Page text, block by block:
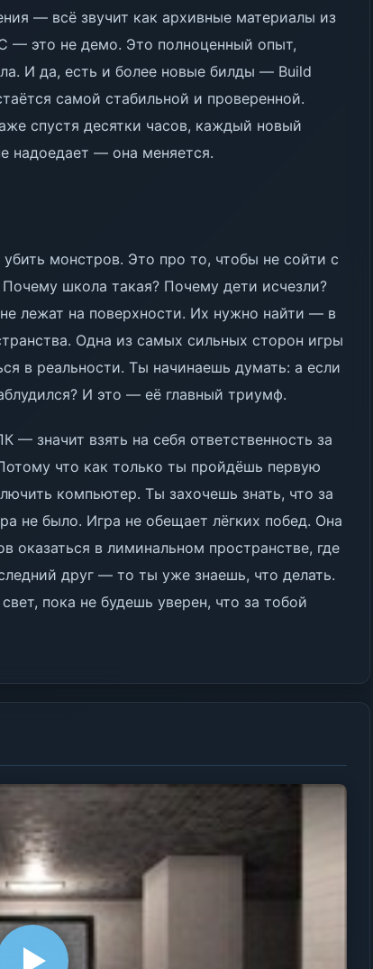
— всё звучит как архивные материалы из
— это не демо. Это полноценный опыт,
И да, есть и более новые билды — Build
самой стабильной и проверенной.
спустя десятки часов, каждый новый
надоедает — она меняется.
монстров. Это про то, чтобы не сойти с
школа такая? Почему дети исчезли?
лежат на поверхности. Их нужно найти — в
Одна из самых сильных сторон игры
в реальности. Ты начинаешь думать: а если
И это — её главный триумф.
— значит взять на себя ответственность за
что как только ты пройдёшь первую
компьютер. Ты захочешь знать, что за
не было. Игра не обещает лёгких побед. Она
в лиминальном пространстве, где
друг — то ты уже знаешь, что делать.
пока не будешь уверен, что за тобой